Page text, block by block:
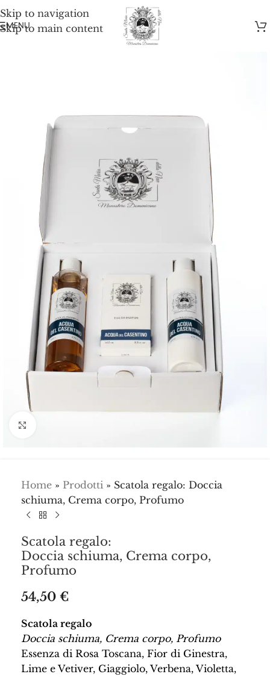
Skip to navigation
Skip to main content
MENU
Home » Prodotti » Scatola regalo: Doccia
schiuma, Crema corpo, Profumo
Scatola regalo:
Doccia schiuma, Crema corpo,
Profumo
54,50 €
Scatola regalo
Doccia schiuma, Crema corpo, Profumo
Essenza di Rosa Toscana, Fior di Ginestra,
Lime e Vetiver, Giaggiolo, Verbena, Violetta,